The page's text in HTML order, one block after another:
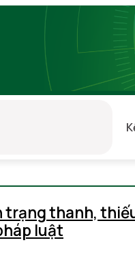
trạng thanh,
luật